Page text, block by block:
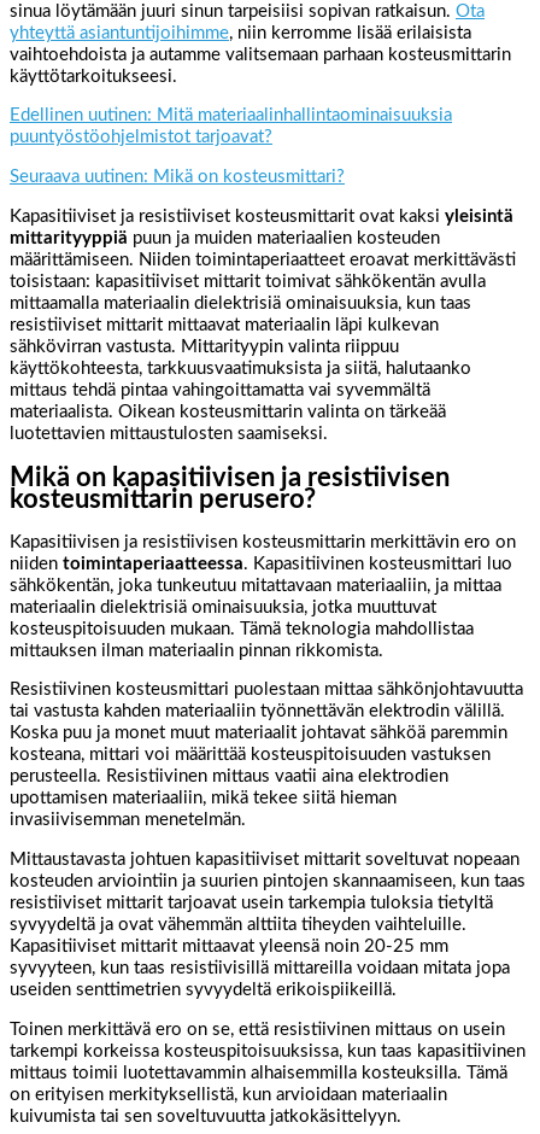
sinua löytämään juuri sinun tarpeisiisi sopivan ratkaisun. Ota
yhteyttä asiantuntijoihimme, niin kerromme lisää erilaisista
vaihtoehdoista ja autamme valitsemaan parhaan kosteusmittarin
käyttötarkoitukseesi.
Edellinen uutinen: Mitä materiaalinhallintaominaisuuksia
puuntyöstöohjelmistot tarjoavat?
Seuraava uutinen: Mikä on kosteusmittari?
Kapasitiiviset ja resistiiviset kosteusmittarit ovat kaksi yleisintä
mittarityyppiä puun ja muiden materiaalien kosteuden
määrittämiseen. Niiden toimintaperiaatteet eroavat merkittävästi
toisistaan: kapasitiiviset mittarit toimivat sähkökentän avulla
mittaamalla materiaalin dielektrisiä ominaisuuksia, kun taas
resistiiviset mittarit mittaavat materiaalin läpi kulkevan
sähkövirran vastusta. Mittarityypin valinta riippuu
käyttökohteesta, tarkkuusvaatimuksista ja siitä, halutaanko
mittaus tehdä pintaa vahingoittamatta vai syvemmältä
materiaalista. Oikean kosteusmittarin valinta on tärkeää
luotettavien mittaustulosten saamiseksi.
Mikä on kapasitiivisen ja resistiivisen
kosteusmittarin perusero?
Kapasitiivisen ja resistiivisen kosteusmittarin merkittävin ero on
niiden toimintaperiaatteessa. Kapasitiivinen kosteusmittari luo
sähkökentän, joka tunkeutuu mitattavaan materiaaliin, ja mittaa
materiaalin dielektrisiä ominaisuuksia, jotka muuttuvat
kosteuspitoisuuden mukaan. Tämä teknologia mahdollistaa
mittauksen ilman materiaalin pinnan rikkomista.
Resistiivinen kosteusmittari puolestaan mittaa sähkönjohtavuutta
tai vastusta kahden materiaaliin työnnettävän elektrodin välillä.
Koska puu ja monet muut materiaalit johtavat sähköä paremmin
kosteana, mittari voi määrittää kosteuspitoisuuden vastuksen
perusteella. Resistiivinen mittaus vaatii aina elektrodien
upottamisen materiaaliin, mikä tekee siitä hieman
invasiivisemman menetelmän.
Mittaustavasta johtuen kapasitiiviset mittarit soveltuvat nopeaan
kosteuden arviointiin ja suurien pintojen skannaamiseen, kun taas
resistiiviset mittarit tarjoavat usein tarkempia tuloksia tietyltä
syvyydeltä ja ovat vähemmän alttiita tiheyden vaihteluille.
Kapasitiiviset mittarit mittaavat yleensä noin 20-25 mm
syvyyteen, kun taas resistiivisillä mittareilla voidaan mitata jopa
useiden senttimetrien syvyydeltä erikoispiikeillä.
Toinen merkittävä ero on se, että resistiivinen mittaus on usein
tarkempi korkeissa kosteuspitoisuuksissa, kun taas kapasitiivinen
mittaus toimii luotettavammin alhaisemmilla kosteuksilla. Tämä
on erityisen merkityksellistä, kun arvioidaan materiaalin
kuivumista tai sen soveltuvuutta jatkokäsittelyyn.